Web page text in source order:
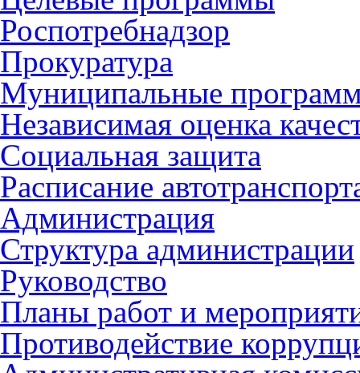
Роспотребнадзор
Прокуратура
Муниципальные
Независимая оценка
Социальная защита
Расписание
Администрация
Структура администрации
Руководство
Планы работ и
Противодействие